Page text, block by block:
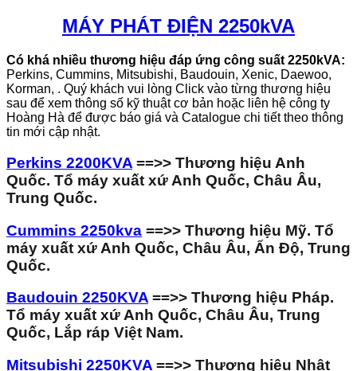
MÁY PHÁT ĐIỆN 2250kVA
Có khá nhiều thương hiệu đáp ứng công suất 2250kVA:
Perkins, Cummins, Mitsubishi, Baudouin, Xenic, Daewoo,
Korman, . Quý khách vui lòng Click vào từng thương hiệu
sau để xem thông số kỹ thuật cơ bản hoặc liên hệ công ty
Hoàng Hà để được báo giá và Catalogue chi tiết theo thông
tin mới cập nhật.
Perkins 2200KVA ==>> Thương hiệu Anh
Quốc. Tổ máy xuất xứ Anh Quốc, Châu Âu,
Trung Quốc.
Cummins 2250kva ==>> Thương hiệu Mỹ. Tổ
máy xuất xứ Anh Quốc, Châu Âu, Ấn Độ, Trung
Quốc.
Baudouin 2250KVA ==>> Thương hiệu Pháp.
Tổ máy xuất xứ Anh Quốc, Châu Âu, Trung
Quốc, Lắp ráp Việt Nam.
Mitsubishi 2250KVA ==>> Thương hiệu Nhật